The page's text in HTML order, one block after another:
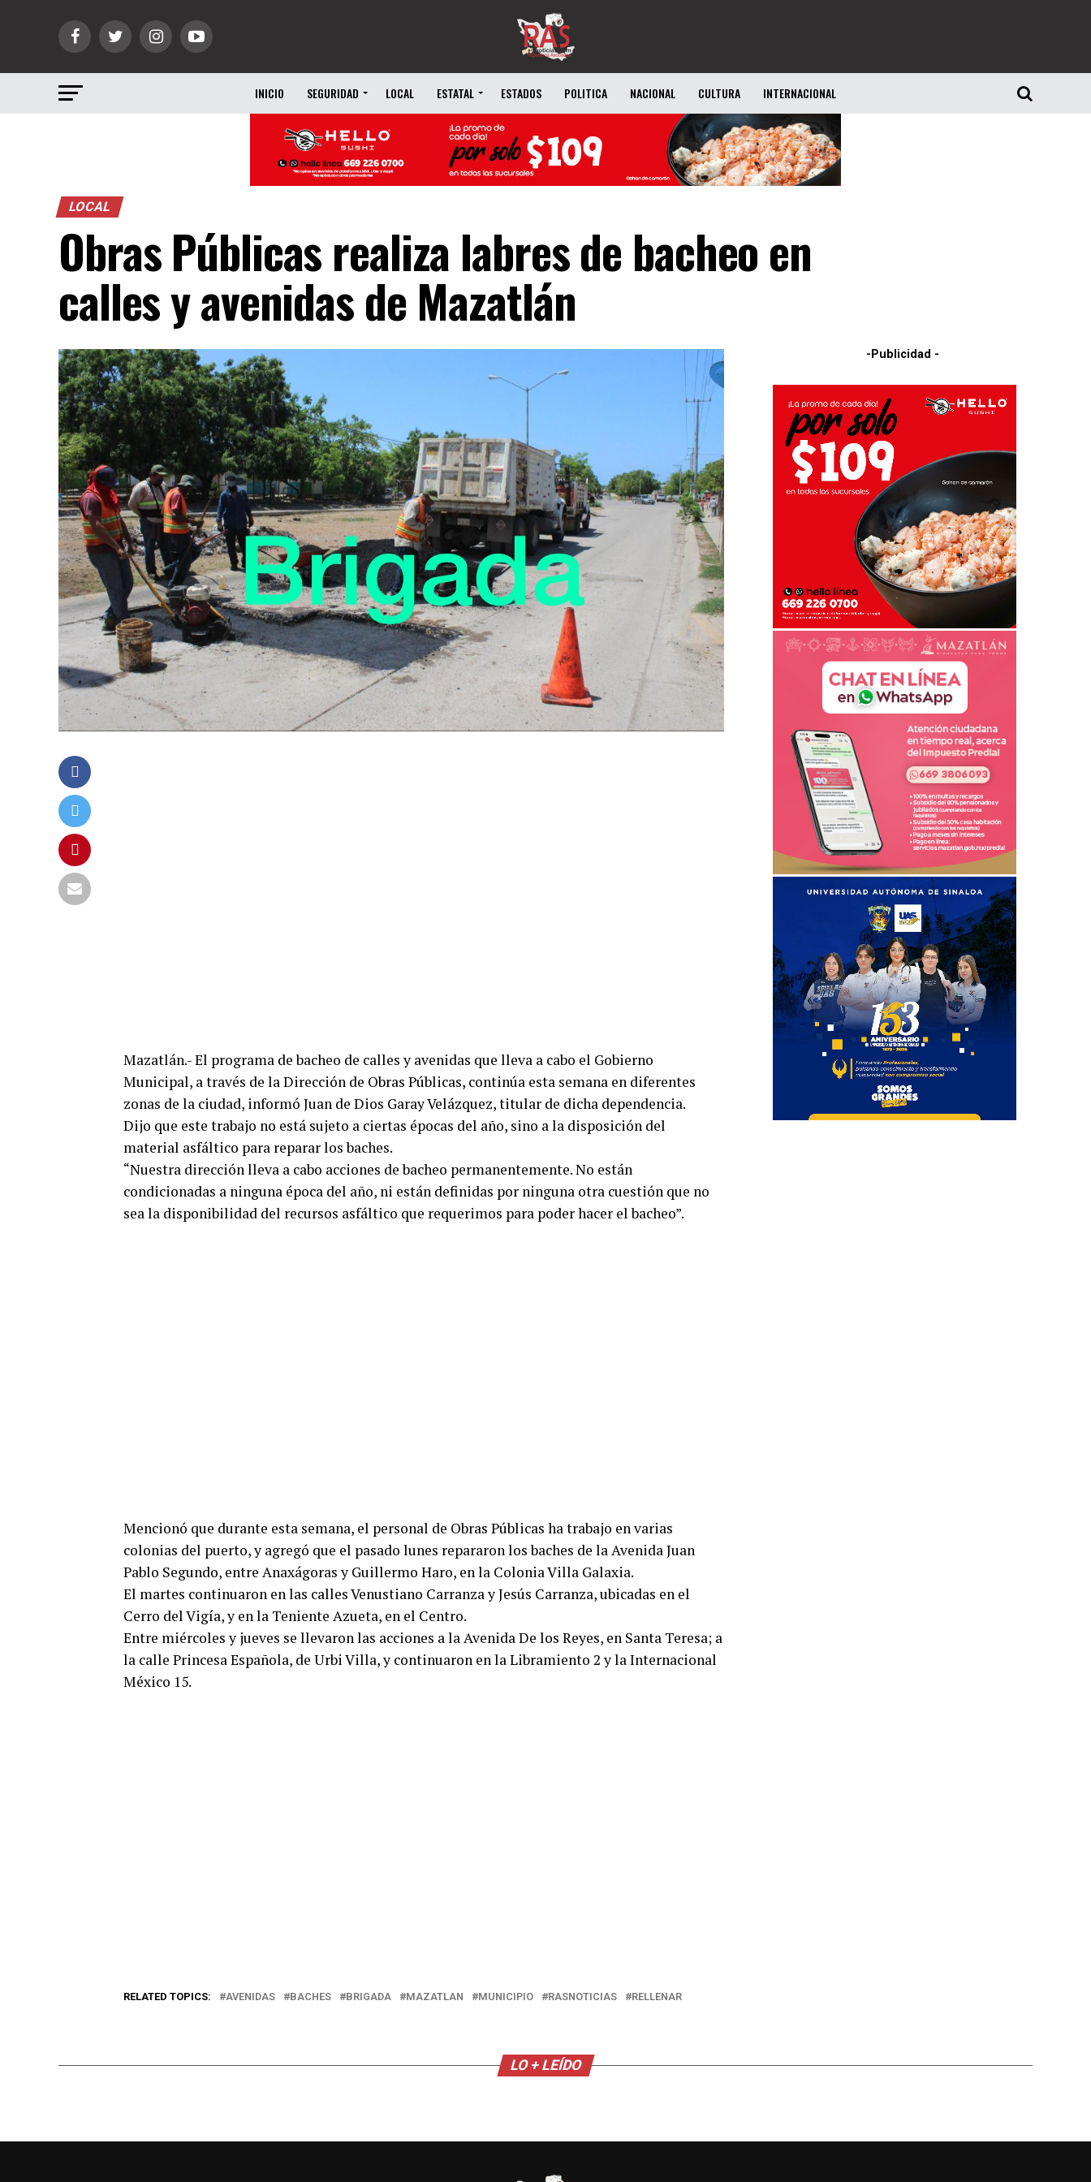
INICIO SEGURIDAD LOCAL ESTATAL ESTADOS POLITICA NACIONAL CULTURA INTERNACIONAL
LOCAL
Obras Públicas realiza labres de bacheo en
calles y avenidas de Mazatlán
Mazatlán.- El programa de bacheo de calles y avenidas que lleva a cabo el Gobierno
Municipal, a través de la Dirección de Obras Públicas, continúa esta semana en diferentes
zonas de la ciudad, informó Juan de Dios Garay Velázquez, titular de dicha dependencia.
Dijo que este trabajo no está sujeto a ciertas épocas del año, sino a la disposición del
material asfáltico para reparar los baches.
“Nuestra dirección lleva a cabo acciones de bacheo permanentemente. No están
condicionadas a ninguna época del año, ni están definidas por ninguna otra cuestión que no
sea la disponibilidad del recursos asfáltico que requerimos para poder hacer el bacheo”.
Mencionó que durante esta semana, el personal de Obras Públicas ha trabajo en varias
colonias del puerto, y agregó que el pasado lunes repararon los baches de la Avenida Juan
Pablo Segundo, entre Anaxágoras y Guillermo Haro, en la Colonia Villa Galaxia.
El martes continuaron en las calles Venustiano Carranza y Jesús Carranza, ubicadas en el
Cerro del Vigía, y en la Teniente Azueta, en el Centro.
Entre miércoles y jueves se llevaron las acciones a la Avenida De los Reyes, en Santa Teresa; a
la calle Princesa Española, de Urbi Villa, y continuaron en la Libramiento 2 y la Internacional
México 15.
RELATED TOPICS: AVENIDAS BACHES BRIGADA MAZATLAN MUNICIPIO RASNOTICIAS RELLENAR
-Publicidad -
LO + LEÍDO